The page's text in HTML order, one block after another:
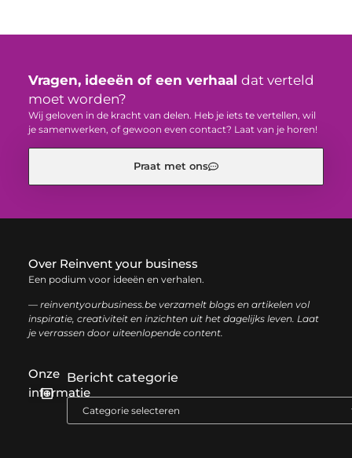
Vragen, ideeën of een verhaal dat verteld
moet worden?
Wij geloven in de kracht van delen. Heb je iets te vertellen, wil
je samenwerken, of gewoon even contact? Laat van je horen!
Praat met ons
Over Reinvent your business
Een podium voor ideeën en verhalen.
— reinventyourbusiness.be verzamelt blogs en artikelen vol
inspiratie, creativiteit en inzichten uit het dagelijks leven. Laat
je verrassen door uiteenlopende content.
Onze
informatie
Bericht categorie